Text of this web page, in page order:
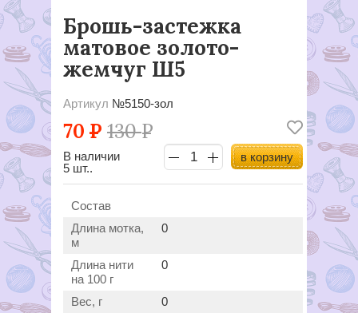
Брошь-застежка
матовое золото-
жемчуг Ш5
Артикул №5150-зол
70 Р 130Р
В наличии
5 шт..
в корзину
Состав
Длина мотка,
м
0
Длина нити
на 100 г
0
Вес, г 0